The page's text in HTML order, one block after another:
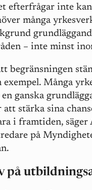
efterfrågar inte
många
– inte minst
begränsningen
exempel. Många
ganska
stärka sina
i framtiden, säger
på
på